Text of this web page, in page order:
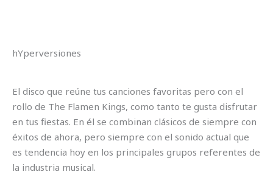
hYperversiones
El disco que reúne tus canciones favoritas pero con el
rollo de The Flamen Kings, como tanto te gusta disfrutar
en tus fiestas. En él se combinan clásicos de siempre con
éxitos de ahora, pero siempre con el sonido actual que
es tendencia hoy en los principales grupos referentes de
la industria musical.